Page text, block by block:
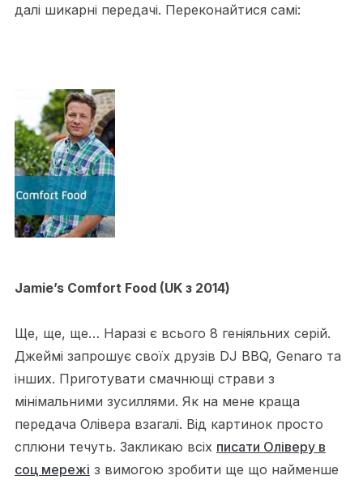
далі шикарні передачі. Переконайтися самі:
Jamie’s Comfort Food (UK з 2014)
Ще, ще, ще… Наразі є всього 8 геніяльних серій.
Джеймі запрошує своїх друзів DJ BBQ, Genaro та
інших. Приготувати смачнющі страви з
мінімальними зусиллями. Як на мене краща
передача Олівера взагалі. Від картинок просто
сплюни течуть. Закликаю всіх писати Оліверу в
соц мережі з вимогою зробити ще що найменше